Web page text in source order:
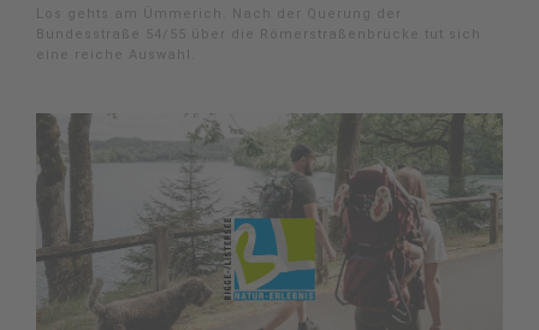
Los gehts am Ümmerich. Nach der Querung der
Bundesstraße 54/55 über die Römerstraßenbrücke tut sich
eine reiche Auswahl.